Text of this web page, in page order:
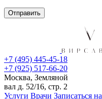
+7 (495) 445-45-18
+7 (925) 517-66-20
Москва, Земляной
вал д. 52/16, стр. 2
Услуги Врачи Записаться на